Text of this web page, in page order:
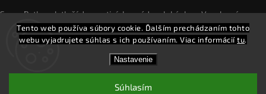
Tento web používa súbory cookie. Ďalším prechádzaním tohto
webu vyjadrujete súhlas s ich používaním. Viac informáciítu.
Nastavenie
Súhlasím
SuperPotlac.sk tlačí denne tisícky módnych kúskov. Vyrobené na
Slovensku a doručované do celého sveta :)
SuperPotlač.sk. Všetky práva vyhradené.
Vytvořil